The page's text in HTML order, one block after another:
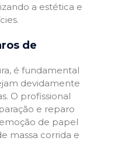
a estética e
de
é fundamental
devidamente
O profissional
e reparo
de papel
massa corrida e